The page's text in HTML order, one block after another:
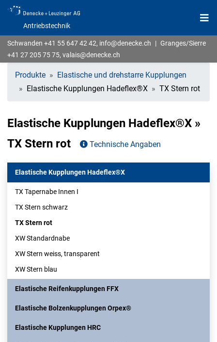
Antriebstechnik
Schwanden +41 55 647 42 42, info@denecke.ch | Granges/Sierre
+41 27 205 75 75, valais@denecke.ch
Produkte
Elastische und drehstarre Kupplungen
Elastische Kupplungen Hadeflex®X
TX Stern rot
Elastische Kupplungen Hadeflex®X »
TX Stern rot
Technische Angaben
Elastische Kupplungen Hadeflex®X
TX Tapernabe Innen I
TX Stern schwarz
TX Stern rot
XW Standardnabe
XW Stern weiss, transparent
XW Stern blau
Elastische Reifenkupplungen FFX
Elastische Bolzenkupplungen Orpex®
Elastische Kupplungen HRC